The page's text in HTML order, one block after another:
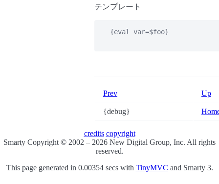
テンプレート
    {eval var=$foo}
Prev Up
{debug}
credits copyright
Smarty Copyright © 2002 – 2026 New Digital Group, Inc. All rights
reserved.
This page generated in 0.00354 secs with TinyMVC and Smarty 3.